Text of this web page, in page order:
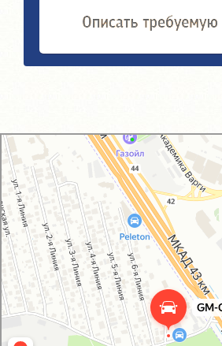
GM-City&VAG-Repair
Автосервис, автотехцентр в Москве
Магазин автозапчастей и автотоваров в Москве